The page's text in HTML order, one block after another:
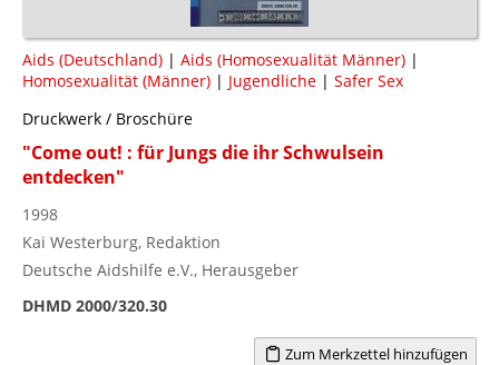
Aids (Deutschland) | Aids (Homosexualität Männer) |
Homosexualität (Männer) | Jugendliche | Safer Sex
Druckwerk / Broschüre
"Come out! : für Jungs die ihr Schwulsein
entdecken"
1998
Kai Westerburg, Redaktion
Deutsche Aidshilfe e.V., Herausgeber
DHMD 2000/320.30
Zum Merkzettel hinzufügen